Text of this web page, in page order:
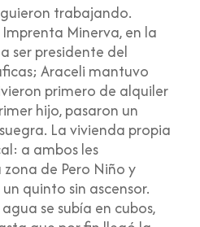
trabajando.
Minerva, en la
ser presidente del
Araceli mantuvo
primero de alquiler
hijo, pasaron un
La vivienda propia
a ambos les
de Pero Niño y
quinto sin ascensor.
se subía en cubos,